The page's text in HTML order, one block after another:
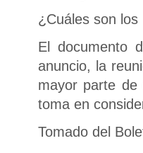
¿Cuáles son
El documento
anuncio, la
mayor parte
toma en
Tomado del